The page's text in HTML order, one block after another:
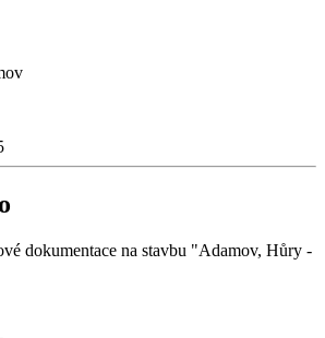
dokumentace na stavbu "Adamov, Hůry -